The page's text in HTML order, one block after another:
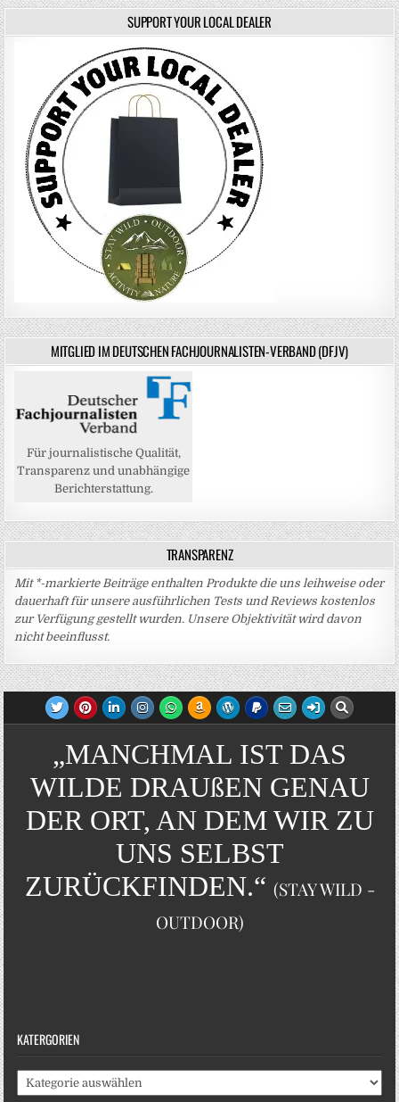
SUPPORT YOUR LOCAL DEALER
MITGLIED IM DEUTSCHEN FACHJOURNALISTEN-VERBAND (DFJV)
Für journalistische Qualität,
Transparenz und unabhängige
Berichterstattung.
TRANSPARENZ
Mit *-markierte Beiträge enthalten Produkte die uns leihweise oder
dauerhaft für unsere ausführlichen Tests und Reviews kostenlos
zur Verfügung gestellt wurden. Unsere Objektivität wird davon
nicht beeinflusst.
„MANCHMAL IST DAS
WILDE DRAUßEN GENAU
DER ORT, AN DEM WIR ZU
UNS SELBST
ZURÜCKFINDEN.“ (STAY WILD -
OUTDOOR)
KATERGORIEN
Katergorien